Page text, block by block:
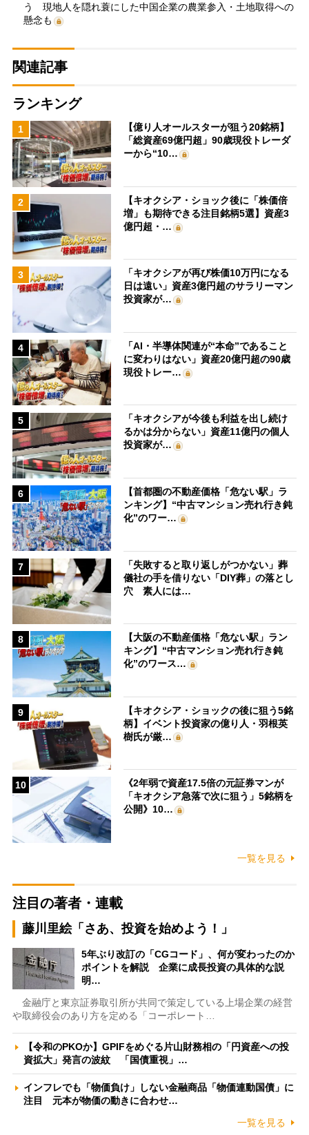
う 現地人を隠れ蓑にした中国企業の農業参入・土地取得への
懸念も
関連記事
ランキング
1
【億り人オールスターが狙う20銘柄】
「総資産69億円超」90歳現役トレーダ
ーから“10…
2
【キオクシア・ショック後に「株価倍
増」も期待できる注目銘柄5選】資産3
億円超・…
3
「キオクシアが再び株価10万円になる
日は遠い」資産3億円超のサラリーマン
投資家が…
4
「AI・半導体関連が“本命”であること
に変わりはない」資産20億円超の90歳
現役トレー…
5
「キオクシアが今後も利益を出し続け
るかは分からない」資産11億円の個人
投資家が…
6
【首都圏の不動産価格「危ない駅」ラ
ンキング】“中古マンション売れ行き鈍
化”のワー…
7
「失敗すると取り返しがつかない」葬
儀社の手を借りない「DIY葬」の落とし
穴 素人には…
8
【大阪の不動産価格「危ない駅」ラン
キング】“中古マンション売れ行き鈍
化”のワース…
9
【キオクシア・ショックの後に狙う5銘
柄】イベント投資家の億り人・羽根英
樹氏が厳…
10
《2年弱で資産17.5倍の元証券マンが
「キオクシア急落で次に狙う」5銘柄を
公開》10…
一覧を見る
注目の著者・連載
藤川里絵「さあ、投資を始めよう！」
5年ぶり改訂の「CGコード」、何が変わったのか
ポイントを解説 企業に成長投資の具体的な説
明…
金融庁と東京証券取引所が共同で策定している上場企業の経営
や取締役会のあり方を定める「コーポレート…
【令和のPKOか】GPIFをめぐる片山財務相の「円資産への投
資拡大」発言の波紋 「国債重視」…
インフレでも「物価負け」しない金融商品「物価連動国債」に
注目 元本が物価の動きに合わせ…
一覧を見る